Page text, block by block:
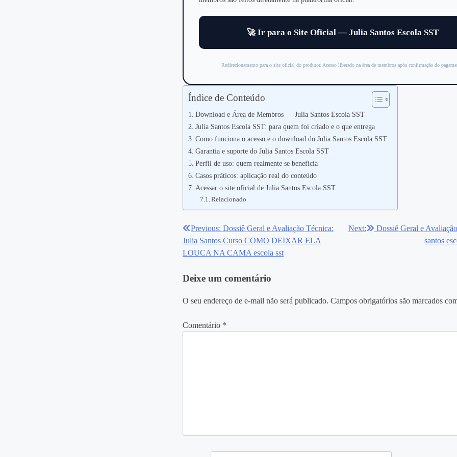
🚀 Ir para o Site Oficial — Julia Santos Escola SST
Redirecionamento para o site oficial do produtor. Acesso liberado na área de membros após confirmação do
Índice de Conteúdo
Download e Área de Membros — Julia Santos Escola SST
Julia Santos Escola SST: para quem foi criado e o que entrega
Como funciona o acesso e o download do Julia Santos Escola SST
Garantia e suporte do Julia Santos Escola SST
Perfil de uso: quem realmente se beneficia
Casos práticos: aplicação real do conteúdo
Acessar o site oficial de Julia Santos Escola SST
Relacionado
Navegação
de
Previous: Dossiê Geral e Avaliação Técnica:
Julia Santos Curso COMO DEIXAR ELA
LOUCA NA CAMA escola sst
Next:
Dossiê Geral e
santos
Deixe um comentário
O seu endereço de e-mail não será publicado. Campos obrigatórios são marcados
Comentário *